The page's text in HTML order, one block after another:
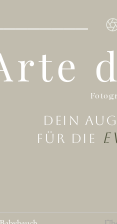
Dein
für die